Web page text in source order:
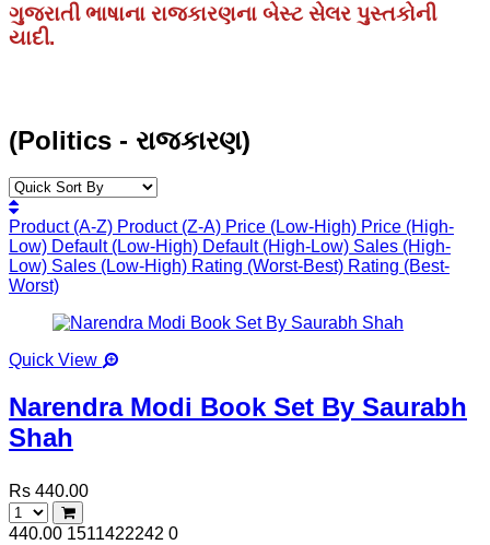
ગુજરાતી ભાષાના રાજકારણના બેસ્ટ સેલર પુસ્તકોની
યાદી.
(Politics - રાજકારણ)
Product (A-Z) Product (Z-A) Price (Low-High) Price (High-
Low) Default (Low-High) Default (High-Low) Sales (High-
Low) Sales (Low-High) Rating (Worst-Best) Rating (Best-
Worst)
Quick View
Narendra Modi Book Set By Saurabh
Shah
Rs 440.00
440.00 1511422242 0